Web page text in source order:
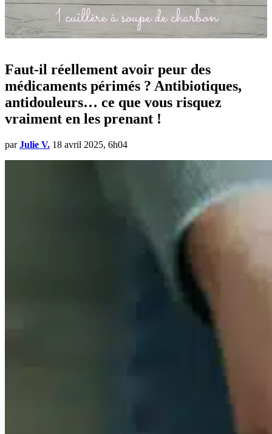
Faut-il réellement avoir peur des
médicaments périmés ? Antibiotiques,
antidouleurs… ce que vous risquez
vraiment en les prenant !
par Julie V. 18 avril 2025, 6h04